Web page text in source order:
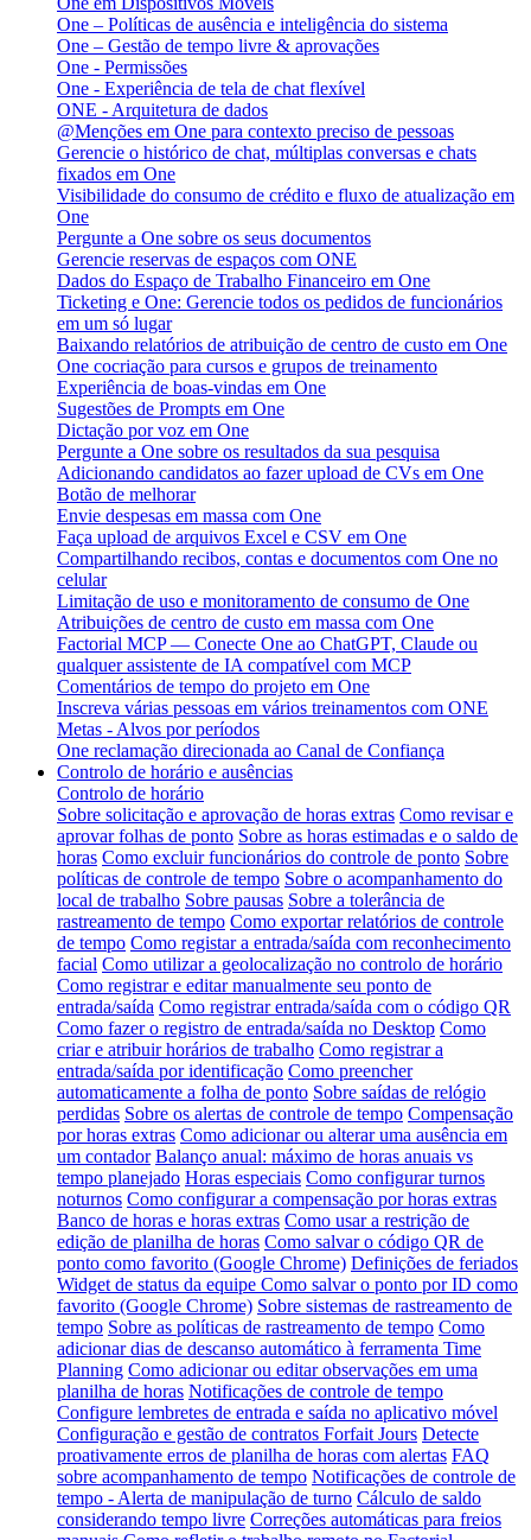
One – Políticas de ausência e inteligência do sistema
One – Gestão de tempo livre & aprovações
One - Permissões
One - Experiência de tela de chat flexível
ONE - Arquitetura de dados
@Menções em One para contexto preciso de pessoas
Gerencie o histórico de chat, múltiplas conversas e chats
fixados em One
Visibilidade do consumo de crédito e fluxo de atualização em
One
Pergunte a One sobre os seus documentos
Gerencie reservas de espaços com ONE
Dados do Espaço de Trabalho Financeiro em One
Ticketing e One: Gerencie todos os pedidos de funcionários
em um só lugar
Baixando relatórios de atribuição de centro de custo em One
One cocriação para cursos e grupos de treinamento
Experiência de boas-vindas em One
Sugestões de Prompts em One
Dictação por voz em One
Pergunte a One sobre os resultados da sua pesquisa
Adicionando candidatos ao fazer upload de CVs em One
Botão de melhorar
Envie despesas em massa com One
Faça upload de arquivos Excel e CSV em One
Compartilhando recibos, contas e documentos com One no
celular
Limitação de uso e monitoramento de consumo de One
Atribuições de centro de custo em massa com One
Factorial MCP — Conecte One ao ChatGPT, Claude ou
qualquer assistente de IA compatível com MCP
Comentários de tempo do projeto em One
Inscreva várias pessoas em vários treinamentos com ONE
Metas - Alvos por períodos
One reclamação direcionada ao Canal de Confiança
Controlo de horário e ausências
Controlo de horário
Sobre solicitação e aprovação de horas extras Como revisar e
aprovar folhas de ponto Sobre as horas estimadas e o saldo de
horas Como excluir funcionários do controle de ponto Sobre
políticas de controle de tempo Sobre o acompanhamento do
local de trabalho Sobre pausas Sobre a tolerância de
rastreamento de tempo Como exportar relatórios de controle
de tempo Como registar a entrada/saída com reconhecimento
facial Como utilizar a geolocalização no controlo de horário
Como registrar e editar manualmente seu ponto de
entrada/saída Como registrar entrada/saída com o código QR
Como fazer o registro de entrada/saída no Desktop Como
criar e atribuir horários de trabalho Como registrar a
entrada/saída por identificação Como preencher
automaticamente a folha de ponto Sobre saídas de relógio
perdidas Sobre os alertas de controle de tempo Compensação
por horas extras Como adicionar ou alterar uma ausência em
um contador Balanço anual: máximo de horas anuais vs
tempo planejado Horas especiais Como configurar turnos
noturnos Como configurar a compensação por horas extras
Banco de horas e horas extras Como usar a restrição de
edição de planilha de horas Como salvar o código QR de
ponto como favorito (Google Chrome) Definições de feriados
Widget de status da equipe Como salvar o ponto por ID como
favorito (Google Chrome) Sobre sistemas de rastreamento de
tempo Sobre as políticas de rastreamento de tempo Como
adicionar dias de descanso automático à ferramenta Time
Planning Como adicionar ou editar observações em uma
planilha de horas Notificações de controle de tempo
Configure lembretes de entrada e saída no aplicativo móvel
Configuração e gestão de contratos Forfait Jours Detecte
proativamente erros de planilha de horas com alertas FAQ
sobre acompanhamento de tempo Notificações de controle de
tempo - Alerta de manipulação de turno Cálculo de saldo
considerando tempo livre Correções automáticas para freios